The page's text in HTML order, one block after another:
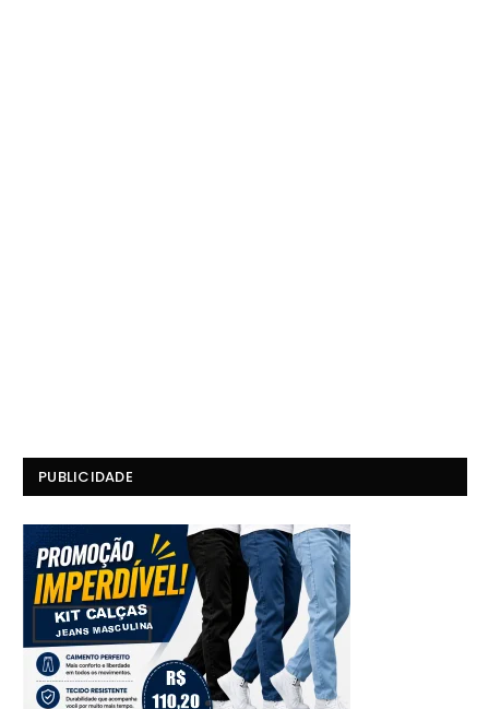
PUBLICIDADE